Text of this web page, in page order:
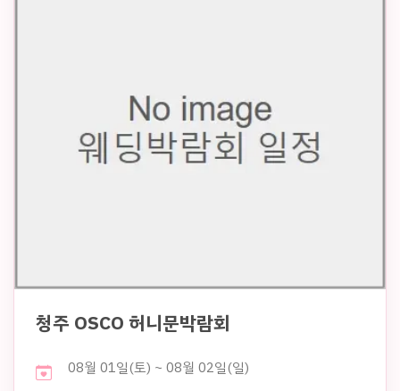
청주 OSCO 허니문박람회
08월 01일(토) ~ 08월 02일(일)